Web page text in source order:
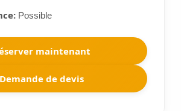
Possible
maintenant
Demande de devis